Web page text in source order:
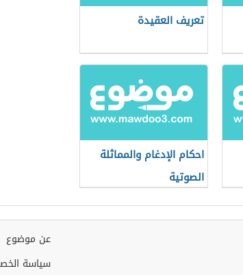
تعريف العقيدة
احكام الإدغام والمماثلة
الصوتية
عن موضوع
سياسة